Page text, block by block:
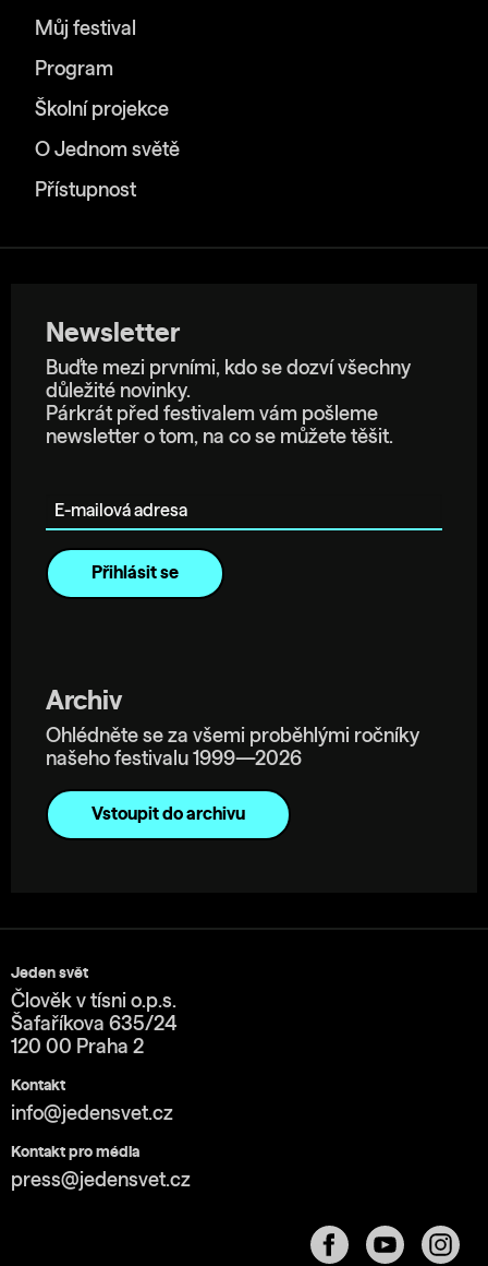
Můj festival
Program
Školní projekce
O Jednom světě
Přístupnost
Newsletter
Buďte mezi prvními, kdo se dozví všechny
důležité novinky.
Párkrát před festivalem vám pošleme
newsletter o tom, na co se můžete těšit.
Archiv
Ohlédněte se za všemi proběhlými ročníky
našeho festivalu 1999—2026
Vstoupit do archivu
Jeden svět
Člověk v tísni o.p.s.
Šafaříkova 635/24
120 00 Praha 2
Kontakt
info@jedensvet.cz
Kontakt pro média
press@jedensvet.cz